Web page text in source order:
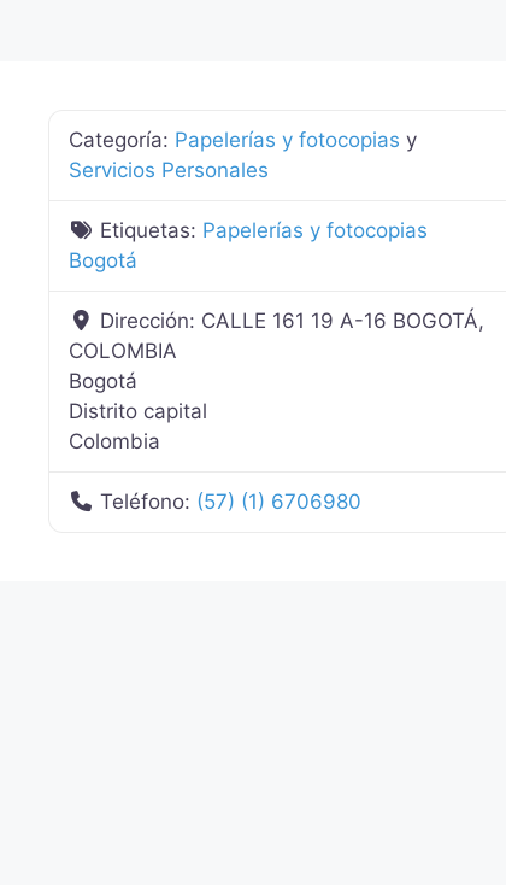
Categoría: Papelerías y fotocopias y
Servicios Personales
Etiquetas: Papelerías y fotocopias
Bogotá
Dirección: CALLE 161 19 A-16 BOGOTÁ,
COLOMBIA
Bogotá
Distrito capital
Colombia
Teléfono: (57) (1) 6706980